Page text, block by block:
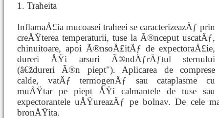
1. Traheita
InflamaÅ£ia mucoasei traheei se caracterizeazÄƒ prin
creÅŸterea temperaturii, tuse la Ã®nceput uscatÄƒ,
chinuitoare, apoi Ã®nsoÅ£itÄƒ de expectoraÅ£ie,
dureri ÅŸi arsuri Ã®ndÄƒrÄƒtul sternului
(â€ždureri Ã®n piept"). Aplicarea de comprese
calde, vatÄƒ termogenÄƒ sau cataplasme cu
muÅŸtar pe piept ÅŸi calmantele de tuse sau
expectorantele uÅŸureazÄƒ pe bolnav. De cele
bronÅŸita.